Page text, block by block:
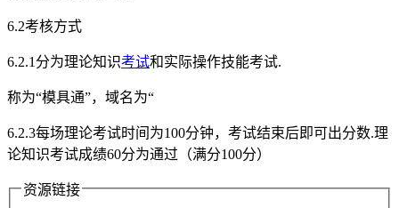
6.2考核方式
6.2.1分为理论知识考试和实际操作技能考试.
称为“模具通”，域名为“
6.2.3每场理论考试时间为100分钟，考试结束后即可出分数.理
论知识考试成绩60分为通过（满分100分）
资源链接